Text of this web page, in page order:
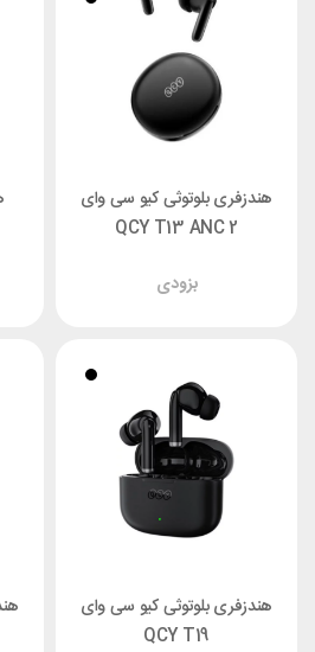
هندزفری بلوتوثی کیو سی وای
QCY T13 ANC 2
بزودی
هندزفری بلوتوثی کیو سی وای
QCY T19